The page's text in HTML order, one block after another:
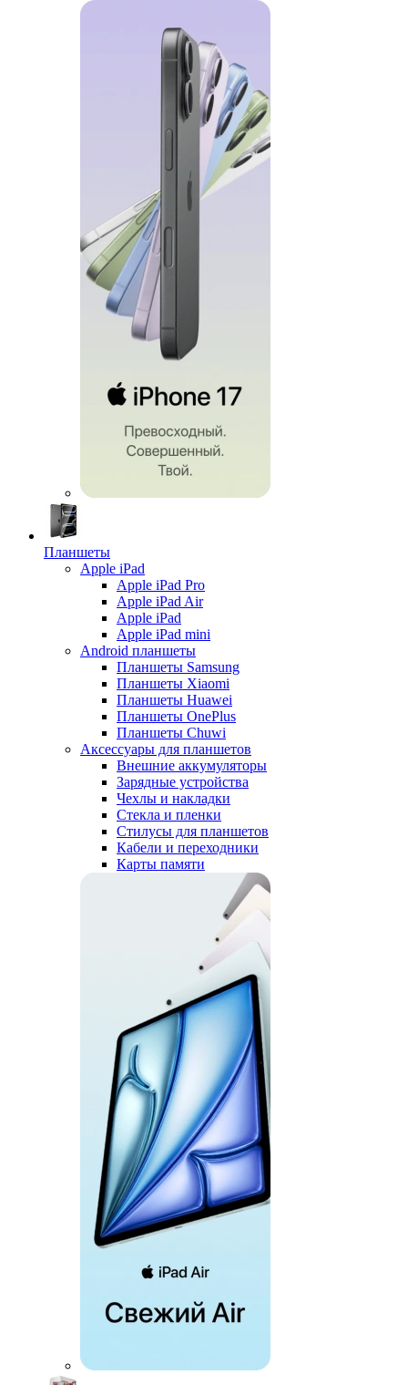
Планшеты
Apple iPad
Apple iPad Pro
Apple iPad Air
Apple iPad
Apple iPad mini
Android планшеты
Планшеты Samsung
Планшеты Xiaomi
Планшеты Huawei
Планшеты OnePlus
Планшеты Chuwi
Аксессуары для планшетов
Внешние аккумуляторы
Зарядные устройства
Чехлы и накладки
Стекла и пленки
Стилусы для планшетов
Кабели и переходники
Карты памяти